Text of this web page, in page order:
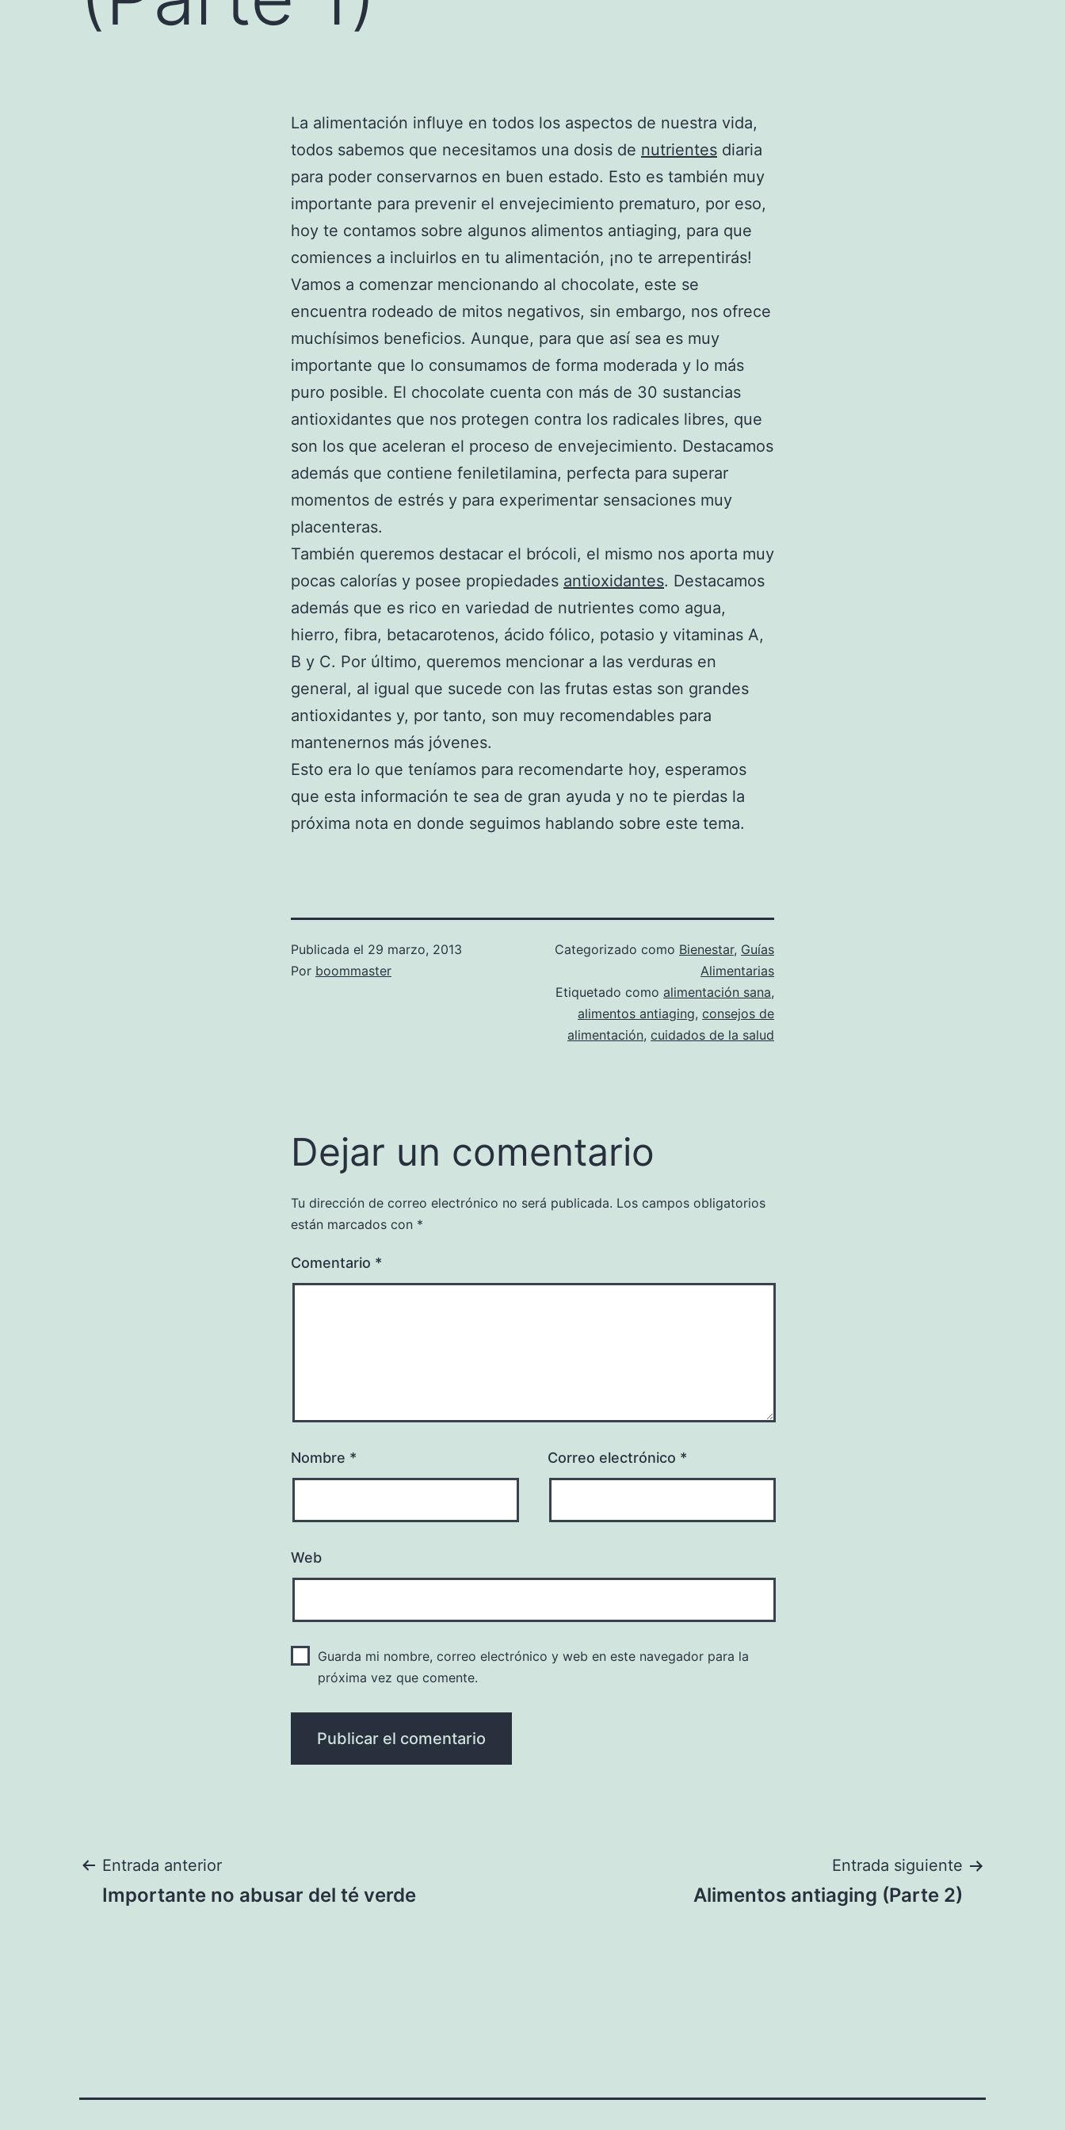
La alimentación influye en todos los aspectos de nuestra vida,
todos sabemos que necesitamos una dosis de nutrientes diaria
para poder conservarnos en buen estado. Esto es también muy
importante para prevenir el envejecimiento prematuro, por eso,
hoy te contamos sobre algunos alimentos antiaging, para que
comiences a incluirlos en tu alimentación, ¡no te arrepentirás!
Vamos a comenzar mencionando al chocolate, este se
encuentra rodeado de mitos negativos, sin embargo, nos ofrece
muchísimos beneficios. Aunque, para que así sea es muy
importante que lo consumamos de forma moderada y lo más
puro posible. El chocolate cuenta con más de 30 sustancias
antioxidantes que nos protegen contra los radicales libres, que
son los que aceleran el proceso de envejecimiento. Destacamos
además que contiene feniletilamina, perfecta para superar
momentos de estrés y para experimentar sensaciones muy
placenteras.
También queremos destacar el brócoli, el mismo nos aporta muy
pocas calorías y posee propiedades antioxidantes. Destacamos
además que es rico en variedad de nutrientes como agua,
hierro, fibra, betacarotenos, ácido fólico, potasio y vitaminas A,
B y C. Por último, queremos mencionar a las verduras en
general, al igual que sucede con las frutas estas son grandes
antioxidantes y, por tanto, son muy recomendables para
mantenernos más jóvenes.
Esto era lo que teníamos para recomendarte hoy, esperamos
que esta información te sea de gran ayuda y no te pierdas la
próxima nota en donde seguimos hablando sobre este tema.
Publicada el 29 marzo, 2013
Por boommaster
Categorizado como Bienestar, Guías
Alimentarias
Etiquetado como alimentación sana,
alimentos antiaging, consejos de
alimentación, cuidados de la salud
Dejar un comentario
Tu dirección de correo electrónico no será publicada. Los campos obligatorios
están marcados con *
Comentario *
Nombre * Correo electrónico *
Web
Guarda mi nombre, correo electrónico y web en este navegador para la
próxima vez que comente.
Navegación
Entrada anterior
Importante no abusar del té verde
Entrada siguiente
Alimentos antiaging (Parte 2)